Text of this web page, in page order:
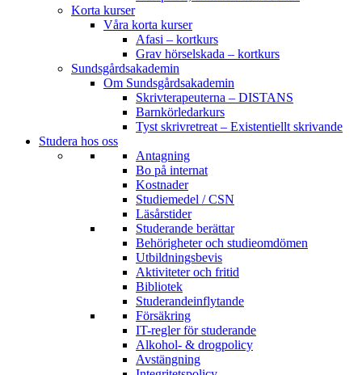
Korta kurser
Våra korta kurser
Afasi – kortkurs
Grav hörselskada – kortkurs
Sundsgårdsakademin
Om Sundsgårdsakademin
Skrivterapeuterna – DISTANS
Barnkörledarkurs
Tyst skrivretreat – Existentiellt skrivande
Studera hos oss
Antagning
Bo på internat
Kostnader
Studiemedel / CSN
Läsårstider
Studerande berättar
Behörigheter och studieomdömen
Utbildningsbevis
Aktiviteter och fritid
Bibliotek
Studerandeinflytande
Försäkring
IT-regler för studerande
Alkohol- & drogpolicy
Avstängning